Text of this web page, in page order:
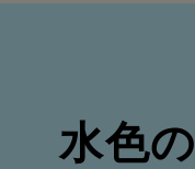
水色の